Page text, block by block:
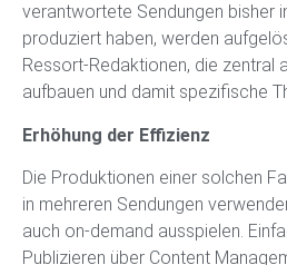
verantwortete Sendungen bisher
produziert haben, werden
Ressort-Redaktionen, die zentral
aufbauen und damit spezifische
Erhöhung der Effizienz
Die Produktionen einer solchen
in mehreren Sendungen
auch on-demand ausspielen.
Publizieren über Content